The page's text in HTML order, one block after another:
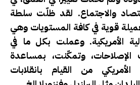
والاجتماع. لقد ظلّت سلطة
قوية في كافة المستويات وهي
الأمريكية. وعملت بكل ما في
وتمكّنت، بمساعدة
الأمريكي من القيام بانقلابات